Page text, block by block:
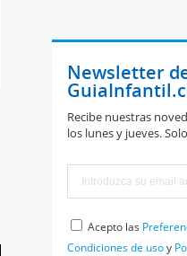
Newsletter
Recibe nuestras
los lunes y jueves.
Acepto las
Condiciones de usoy